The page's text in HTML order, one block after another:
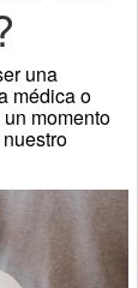
una
médica o
momento